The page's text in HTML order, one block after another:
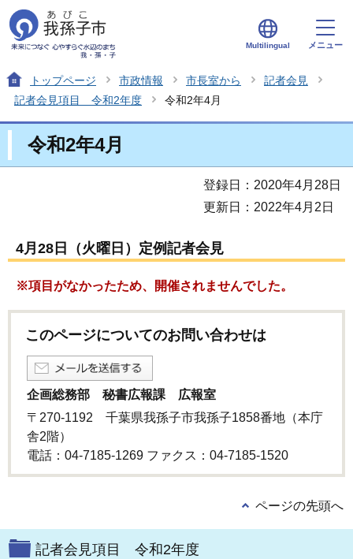
Multilingual メニュー
トップページ 市政情報 市長室から
記者会見
記者会見項目 令和2年度
令和2年4月
令和2年4月
登録日：2020年4月28日
更新日：2022年4月2日
4月28日（火曜日）定例記者会見
※項目がなかったため、開催されませんでした。
このページについてのお問い合わせは
企画総務部 秘書広報課 広報室
〒270-1192 千葉県我孫子市我孫子1858番地（本庁
舎2階）
電話：04-7185-1269 ファクス：04-7185-1520
ページの先頭へ
記者会見項目 令和2年度